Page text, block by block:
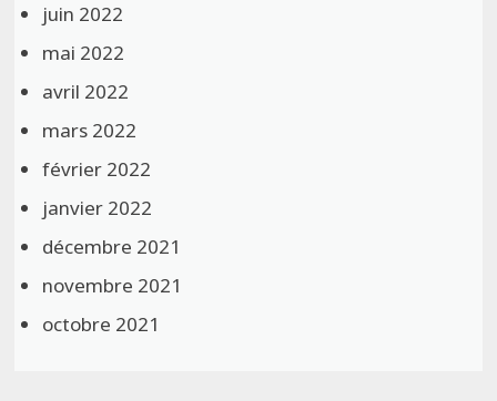
juin 2022
mai 2022
avril 2022
mars 2022
février 2022
janvier 2022
décembre 2021
novembre 2021
octobre 2021